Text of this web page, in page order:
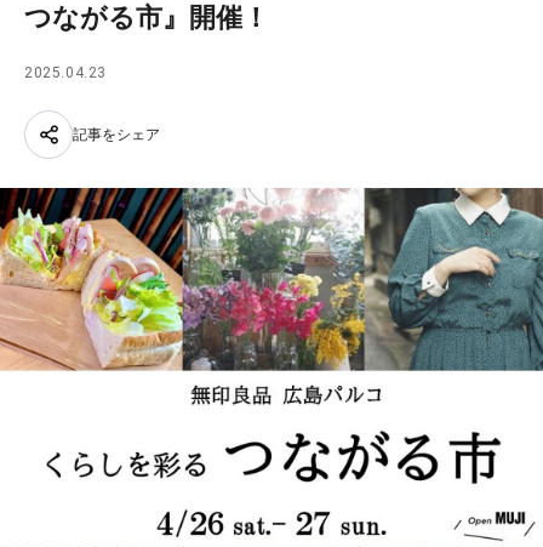
JP
つながる市』開催！
2025.04.23
記事をシェア